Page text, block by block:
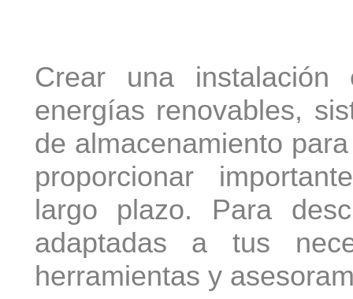
Crear una instalación
energías renovables,
de almacenamiento
proporcionar
largo plazo. Para
adaptadas a tus
herramientas y